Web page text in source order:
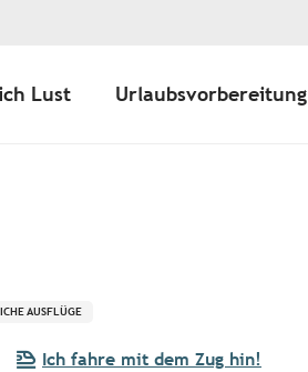
Lust Urlaubsvorbereitung
AUSFLÜGE
Ich fahre mit dem Zug hin!